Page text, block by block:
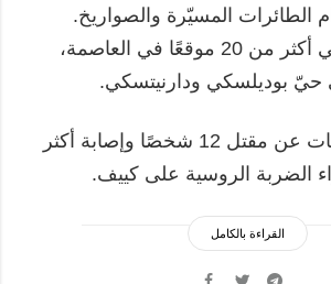
الطائرات المسيّرة والصواريخ.
وسُجّلت أضرار في أكثر من 20 موقعًا في العاصمة،
حيّ بوديلسكي ودارنيتسكي.
كانت هناك معلومات عن مقتل 12 شخصًا وإصابة أكثر
القراءة بالكامل